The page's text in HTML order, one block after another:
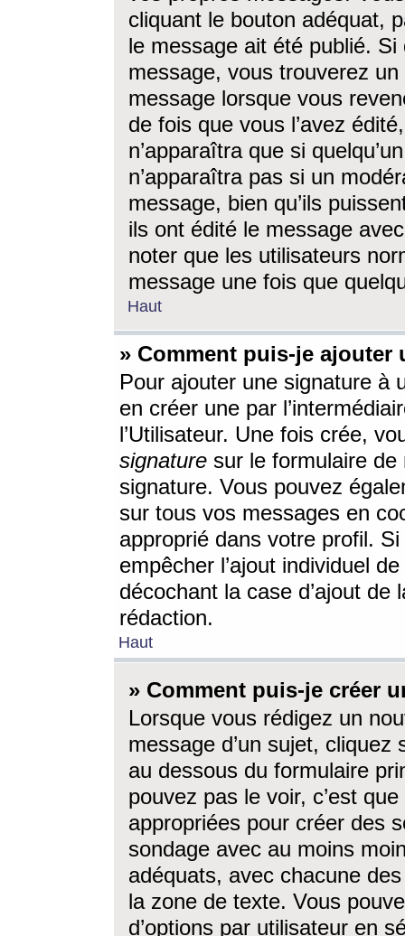
cliquant le bouton adéquat,
le message ait été publié. Si
message, vous trouverez
message lorsque vous
de fois que vous l’avez
n’apparaîtra que si
n’apparaîtra pas si un
message, bien qu’ils
ils ont édité le message
noter que les utilisateurs
message une fois que
Haut
» Comment puis-je ajouter
Pour ajouter une signature à
en créer une par
l’Utilisateur. Une fois crée,
signature sur le formulaire de
signature. Vous pouvez
sur tous vos messages en
approprié dans votre profil.
empêcher l’ajout individuel
décochant la case d’ajout
rédaction.
Haut
» Comment puis-je créer
Lorsque vous rédigez un
message d’un sujet, cliquez
au dessous du formulaire
pouvez pas le voir, c’est
appropriées pour créer des
sondage avec au moins
adéquats, avec chacune
la zone de texte. Vous
d’options par utilisateur en